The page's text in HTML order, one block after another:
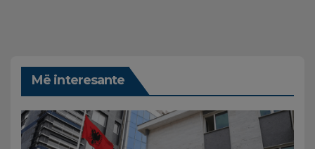
Më interesante